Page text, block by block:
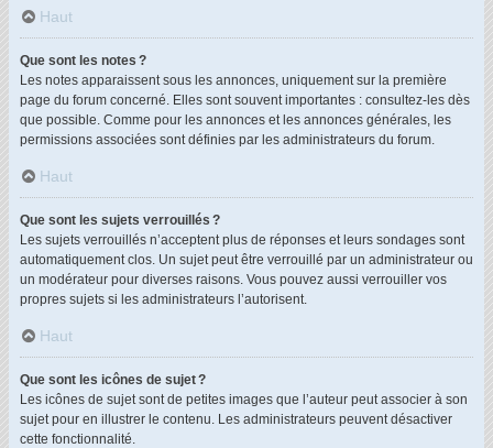
Haut
Que sont les notes ?
Les notes apparaissent sous les annonces, uniquement sur la première
page du forum concerné. Elles sont souvent importantes : consultez-les dès
que possible. Comme pour les annonces et les annonces générales, les
permissions associées sont définies par les administrateurs du forum.
Haut
Que sont les sujets verrouillés ?
Les sujets verrouillés n’acceptent plus de réponses et leurs sondages sont
automatiquement clos. Un sujet peut être verrouillé par un administrateur ou
un modérateur pour diverses raisons. Vous pouvez aussi verrouiller vos
propres sujets si les administrateurs l’autorisent.
Haut
Que sont les icônes de sujet ?
Les icônes de sujet sont de petites images que l’auteur peut associer à son
sujet pour en illustrer le contenu. Les administrateurs peuvent désactiver
cette fonctionnalité.